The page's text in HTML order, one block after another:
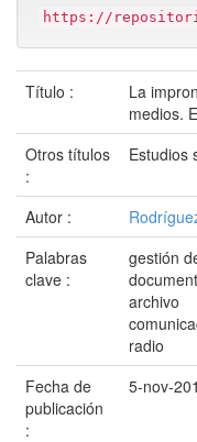
https://
Título :
La
medios.
Otros títulos
:
Estudios
Autor :
Palabras
clave :
gestión
archivo
radio
Fecha de
publicación
:
5-nov-